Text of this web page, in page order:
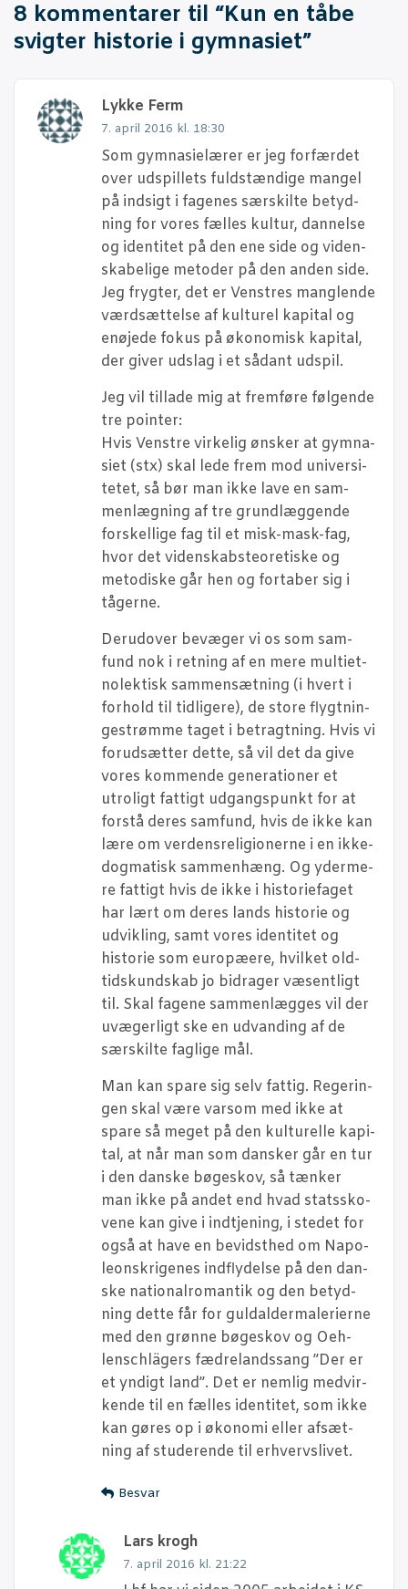
8 kommentarer til “Kun en tåbe
svig­ter histo­rie i gymnasiet”
Lykke Ferm
7. april 2016 kl. 18:30
Som gym­na­si­e­læ­rer er jeg for­fær­det
over udspil­lets fuld­stæn­di­ge man­gel
på ind­sigt i fage­nes sær­skil­te betyd­
ning for vores fæl­les kul­tur, dan­nel­se
og iden­ti­tet på den ene side og viden­
ska­be­li­ge meto­der på den anden side.
Jeg fryg­ter, det er Ven­stres mang­len­de
værds­æt­tel­se af kul­tu­rel kapi­tal og
enø­je­de fokus på øko­no­misk kapi­tal,
der giver udslag i et sådant udspil.
Jeg vil til­la­de mig at frem­fø­re føl­gen­de
tre pointer:
Hvis Ven­stre vir­ke­lig ønsker at gym­na­
si­et (stx) skal lede frem mod uni­ver­si­
te­tet, så bør man ikke lave en sam­
men­læg­ning af tre grund­læg­gen­de
for­skel­li­ge fag til et misk-mask-fag,
hvor det viden­sk­ab­ste­o­re­ti­ske og
meto­di­ske går hen og forta­ber sig i
tågerne.
Der­u­d­over bevæ­ger vi os som sam­
fund nok i ret­ning af en mere mul­tiet­
no­lek­tisk sam­men­sæt­ning (i hvert i
for­hold til tid­li­ge­re), de sto­re flygt­nin­
ge­strøm­me taget i betragt­ning. Hvis vi
for­ud­sæt­ter det­te, så vil det da give
vores kom­men­de gene­ra­tio­ner et
utro­ligt fat­tigt udgangs­punkt for at
for­stå deres sam­fund, hvis de ikke kan
lære om ver­dens­re­li­gio­ner­ne i en ikke-
dog­ma­tisk sam­men­hæng. Og yder­me­
re fat­tigt hvis de ikke i histo­ri­e­fa­get
har lært om deres lands histo­rie og
udvik­ling, samt vores iden­ti­tet og
histo­rie som euro­pæ­e­re, hvil­ket old­
tids­kund­skab jo bidra­ger væsent­ligt
til. Skal fage­ne sam­men­læg­ges vil der
uvæ­ger­ligt ske en udvan­ding af de
sær­skil­te fag­li­ge mål.
Man kan spa­re sig selv fat­tig. Rege­rin­
gen skal være var­som med ikke at
spa­re så meget på den kul­tu­rel­le kapi­
tal, at når man som dan­sker går en tur
i den dan­ske bøge­skov, så tæn­ker
man ikke på andet end hvad stats­sko­
ve­ne kan give i ind­tje­ning, i ste­det for
også at have en bevidst­hed om Napo­
leonskri­ge­nes ind­fly­del­se på den dan­
ske natio­nal­ro­man­tik og den betyd­
ning det­te får for gul­dal­der­ma­le­ri­er­ne
med den grøn­ne bøge­skov og Oeh­
lens­chlä­gers fæd­re­lands­sang ”Der er
et yndigt land”. Det er nem­lig med­vir­
ken­de til en fæl­les iden­ti­tet, som ikke
kan gøres op i øko­no­mi eller afsæt­
ning af stu­de­ren­de til erhvervslivet.
Besvar
Lars krogh
7. april 2016 kl. 21:22